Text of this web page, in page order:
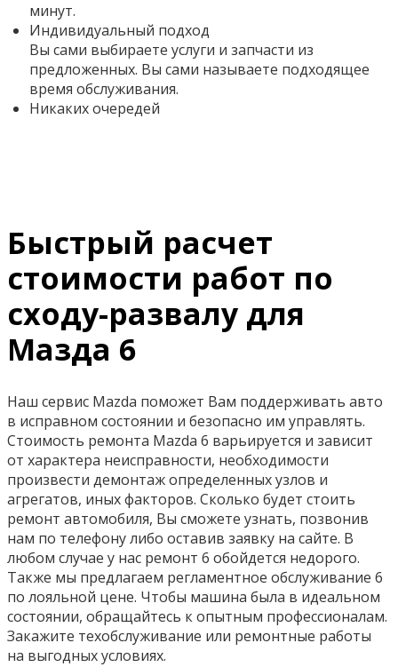
минут.
Индивидуальный подход
Вы сами выбираете услуги и запчасти из
предложенных. Вы сами называете подходящее
время обслуживания.
Никаких очередей
Быстрый расчет
стоимости работ по
сходу-развалу для
Мазда 6
Наш сервис Mazda поможет Вам поддерживать авто
в исправном состоянии и безопасно им управлять.
Стоимость ремонта Mazda 6 варьируется и зависит
от характера неисправности, необходимости
произвести демонтаж определенных узлов и
агрегатов, иных факторов. Сколько будет стоить
ремонт автомобиля, Вы сможете узнать, позвонив
нам по телефону либо оставив заявку на сайте. В
любом случае у нас ремонт 6 обойдется недорого.
Также мы предлагаем регламентное обслуживание 6
по лояльной цене. Чтобы машина была в идеальном
состоянии, обращайтесь к опытным профессионалам.
Закажите техобслуживание или ремонтные работы
на выгодных условиях.